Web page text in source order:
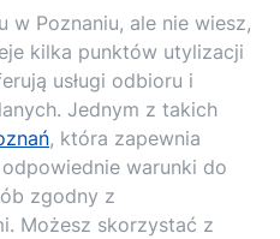
w Poznaniu, ale nie wiesz,
kilka punktów utylizacji
usługi odbioru i
Jednym z takich
, która zapewnia
warunki do
zgodny z
Możesz skorzystać z